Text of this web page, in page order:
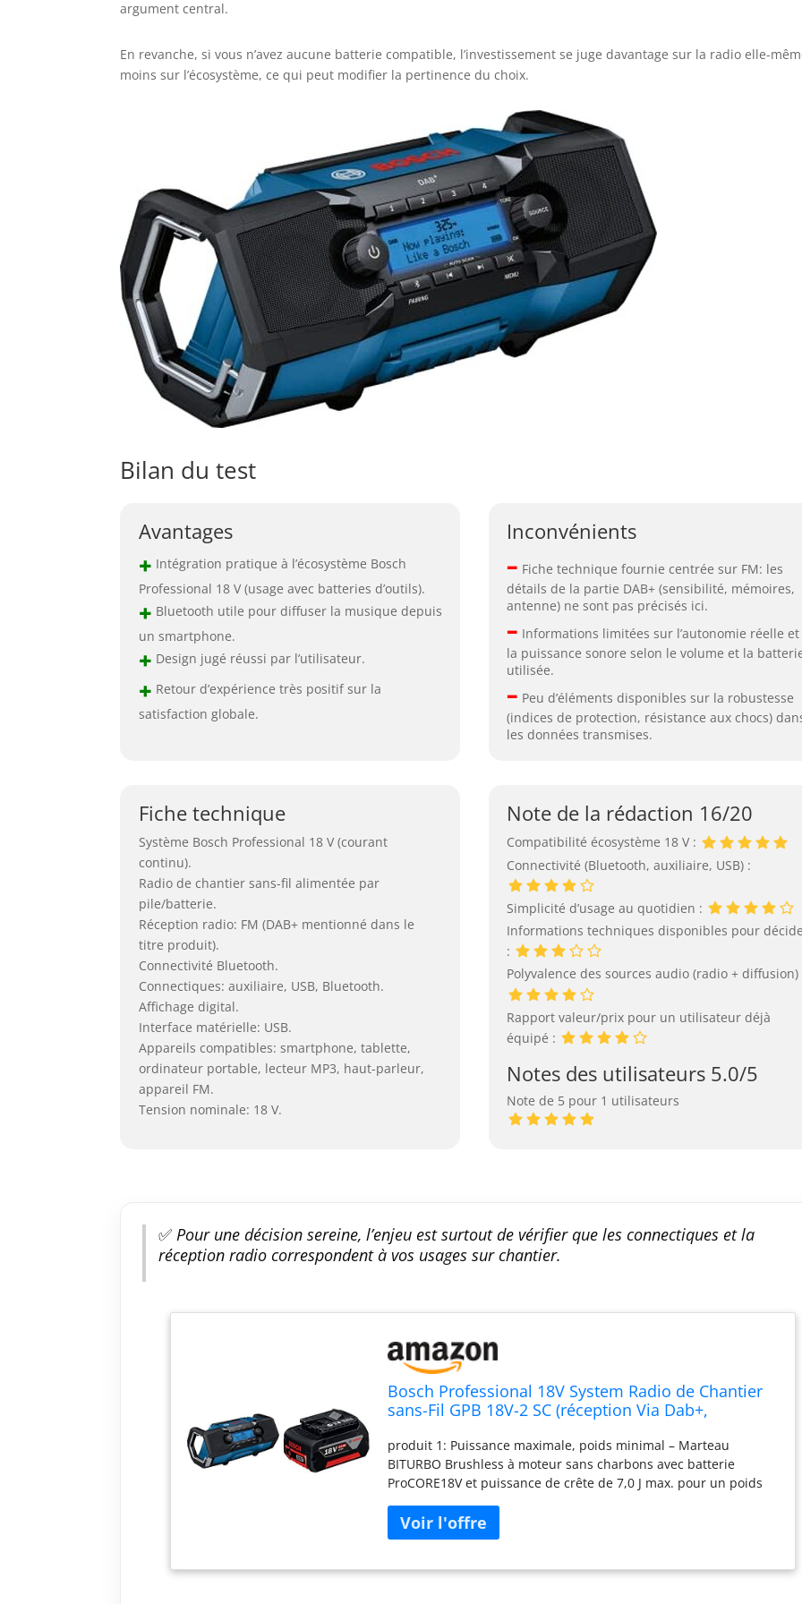
argument central.
En revanche, si vous n’avez aucune batterie compatible, l’investissement se juge davantage sur la radio elle-
moins sur l’écosystème, ce qui peut modifier la pertinence du choix.
Bilan du test
Avantages
+ Intégration pratique à l’écosystème Bosch
Professional 18 V (usage avec batteries d’outils).
+ Bluetooth utile pour diffuser la musique depuis
un smartphone.
+ Design jugé réussi par l’utilisateur.
+ Retour d’expérience très positif sur la
satisfaction globale.
Inconvénients
– Fiche technique fournie centrée sur FM: les
détails de la partie DAB+ (sensibilité, mémoires,
antenne) ne sont pas précisés ici.
– Informations limitées sur l’autonomie réelle et
la puissance sonore selon le volume et la
utilisée.
– Peu d’éléments disponibles sur la robustesse
(indices de protection, résistance aux chocs)
les données transmises.
Fiche technique
Système Bosch Professional 18 V (courant
continu).
Radio de chantier sans-fil alimentée par
pile/batterie.
Réception radio: FM (DAB+ mentionné dans le
titre produit).
Connectivité Bluetooth.
Connectiques: auxiliaire, USB, Bluetooth.
Affichage digital.
Interface matérielle: USB.
Appareils compatibles: smartphone, tablette,
ordinateur portable, lecteur MP3, haut-parleur,
appareil FM.
Tension nominale: 18 V.
Note de la rédaction 16/20
Compatibilité écosystème 18 V :
Connectivité (Bluetooth, auxiliaire, USB) :
Simplicité d’usage au quotidien :
Informations techniques disponibles pour
:
Polyvalence des sources audio (radio + diffusion)
Rapport valeur/prix pour un utilisateur déjà
équipé :
Notes des utilisateurs 5.0/5
Note de 5 pour 1 utilisateurs
✅ Pour une décision sereine, l’enjeu est surtout de vérifier que les connectiques et la
réception radio correspondent à vos usages sur chantier.
Bosch Professional 18V System Radio de Chantier
sans-Fil GPB 18V-2 SC (réception Via Dab+,
produit 1: Puissance maximale, poids minimal – Marteau
BITURBO Brushless à moteur sans charbons avec batterie
ProCORE18V et puissance de crête de 7,0 J max. pour un poids
Bluetooth Connectivity, démarrage progressif et blocage de la
gâchette pour le burinage en continu produit 1: Conception
perforateur professionnel sans fil Bosch Professional est plus